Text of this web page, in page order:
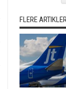
FLERE